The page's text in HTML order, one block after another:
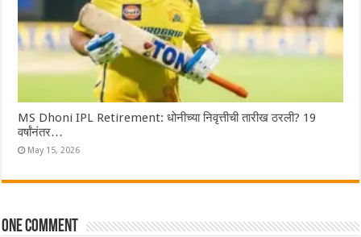
MS Dhoni IPL Retirement: धोनीच्या निवृत्तीची तारीख ठरली? 19
वर्षांनंतर…
May 15, 2026
One comment